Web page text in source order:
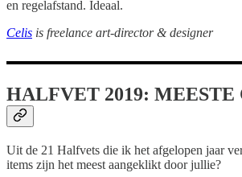
en regelafstand. Ideaal.
Celis is freelance art-director & designer
HALFVET 2019: MEESTE
Uit de 21 Halfvets die ik het afgelopen jaar
items zijn het meest aangeklikt door jullie?